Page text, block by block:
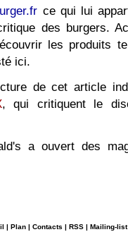
ce qui lui
des burgers.
les produits
ici.
de cet article
, qui critiquent le
a ouvert des
| Plan | Contacts | RSS | Mailing-list